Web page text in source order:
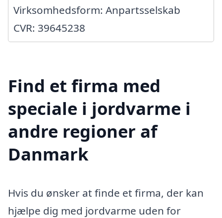
Virksomhedsform: Anpartsselskab
CVR: 39645238
Find et firma med
speciale i jordvarme i
andre regioner af
Danmark
Hvis du ønsker at finde et firma, der kan
hjælpe dig med jordvarme uden for